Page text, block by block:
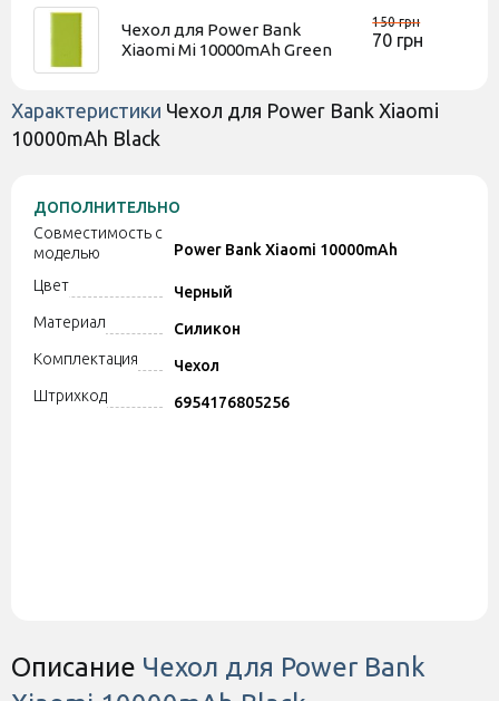
Чехол для Power Bank
Xiaomi Mi 10000mAh Green
70 грн
150 грн
Характеристики Чехол для Power Bank Xiaomi
10000mAh Black
ДОПОЛНИТЕЛЬНО
Совместимость с
моделью
Power Bank Xiaomi 10000mAh
Цвет
Черный
Материал
Силикон
Комплектация
Чехол
Штрихкод
6954176805256
Описание Чехол для Power Bank